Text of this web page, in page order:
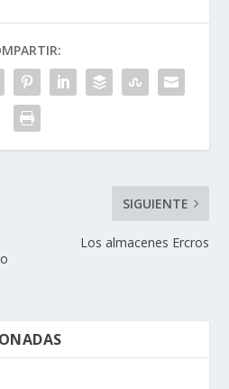
SIGUIENTE
Los almacenes Ercros